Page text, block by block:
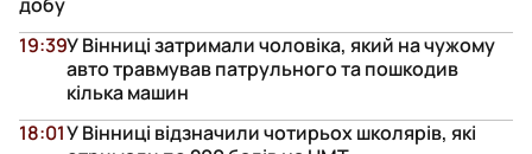
У Вінниці затримали чоловіка, який на чужому
авто травмував патрульного та пошкодив
кілька машин
19:39
У Вінниці відзначили чотирьох школярів, які
18:01